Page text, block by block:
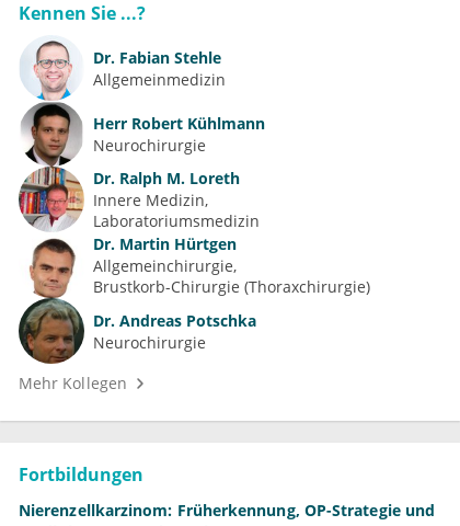
Kennen Sie ...?
Dr. Fabian Stehle
Allgemeinmedizin
Herr Robert Kühlmann
Neurochirurgie
Dr. Ralph M. Loreth
Innere Medizin
Laboratoriumsmedizin
Dr. Martin Hürtgen
Allgemeinchirurgie
Brustkorb-Chirurgie (Thoraxchirurgie)
Dr. Andreas Potschka
Neurochirurgie
Mehr Kollegen
Fortbildungen
Nierenzellkarzinom: Früherkennung, OP-Strategie und